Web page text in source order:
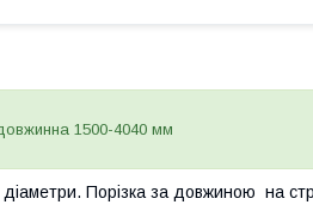
1500-4040 мм
діаметри. Порізка за довжиною на